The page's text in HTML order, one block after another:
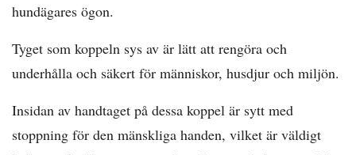
hundägares ögon.
Tyget som koppeln sys av är lätt att rengöra och
underhålla och säkert för människor, husdjur och miljön.
Insidan av handtaget på dessa koppel är sytt med
stoppning för den mänskliga handen, vilket är väldigt